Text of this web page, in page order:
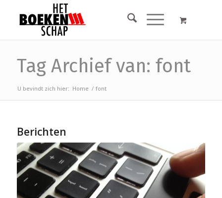
Tag Archief van: font
U bevindt zich hier: Home / font
Berichten